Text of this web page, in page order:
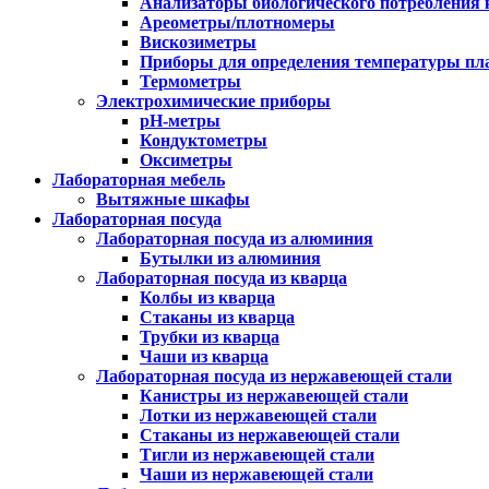
Ареометры/плотномеры
Вискозиметры
Приборы для определения температуры
Термометры
Электрохимические приборы
pH-метры
Кондуктометры
Оксиметры
Лабораторная мебель
Вытяжные шкафы
Лабораторная посуда
Лабораторная посуда из алюминия
Бутылки из алюминия
Лабораторная посуда из кварца
Колбы из кварца
Стаканы из кварца
Трубки из кварца
Чаши из кварца
Лабораторная посуда из нержавеющей стали
Канистры из нержавеющей стали
Лотки из нержавеющей стали
Стаканы из нержавеющей стали
Тигли из нержавеющей стали
Чаши из нержавеющей стали